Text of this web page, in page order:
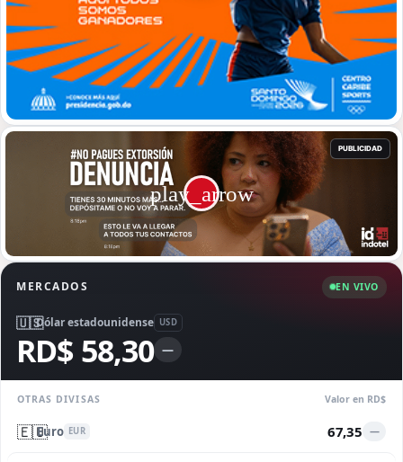
MERCADOS EN VIVO
🇺🇸Dólar estadounidense USD
RD$ 58,30 —
OTRAS DIVISAS Valor en RD$
🇪🇺Euro EUR 67,35 —